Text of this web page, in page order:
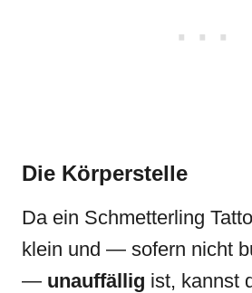
Die Körperstelle
Da ein Schmetterling
klein und — sofern nicht
— unauffällig ist, kannst